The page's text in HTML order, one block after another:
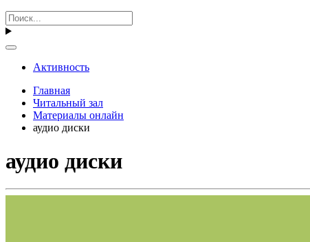
Активность
Главная
Читальный зал
Материалы онлайн
аудио диски
аудио диски